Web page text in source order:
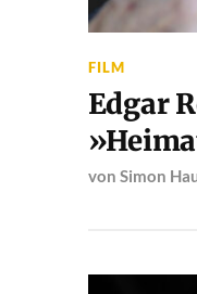
FILM
Edgar
von Simon